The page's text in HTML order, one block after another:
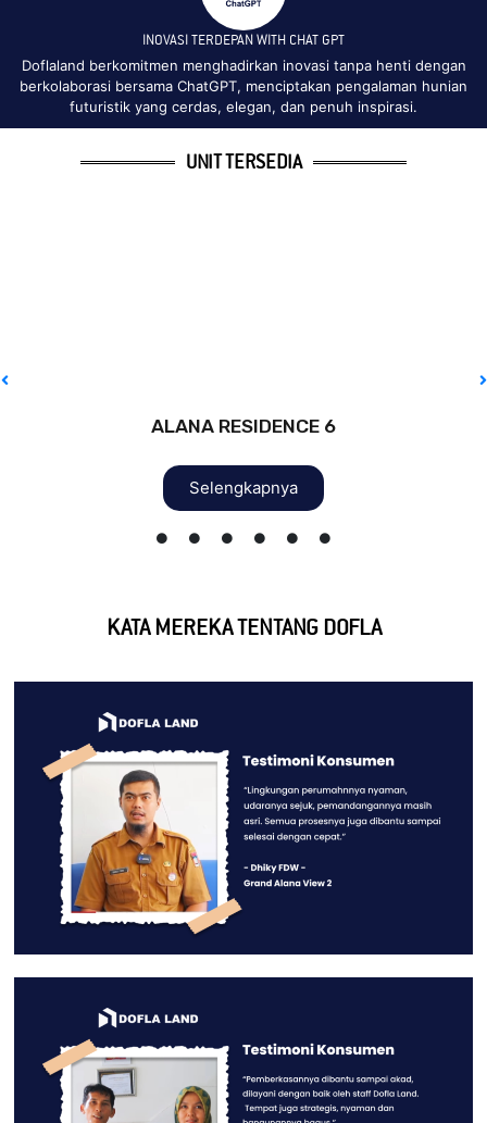
INOVASI TERDEPAN WITH CHAT GPT
Doflaland berkomitmen menghadirkan inovasi tanpa henti dengan
berkolaborasi bersama ChatGPT, menciptakan pengalaman hunian
futuristik yang cerdas, elegan, dan penuh inspirasi.
UNIT TERSEDIA
ALANA RESIDENCE 6
Selengkapnya
KATA MEREKA TENTANG DOFLA
Metode DP